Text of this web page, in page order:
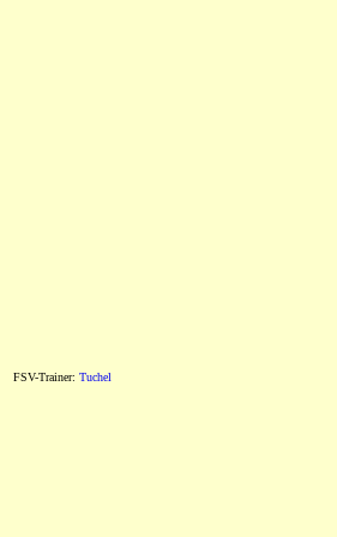
FSV-Trainer: Tuchel